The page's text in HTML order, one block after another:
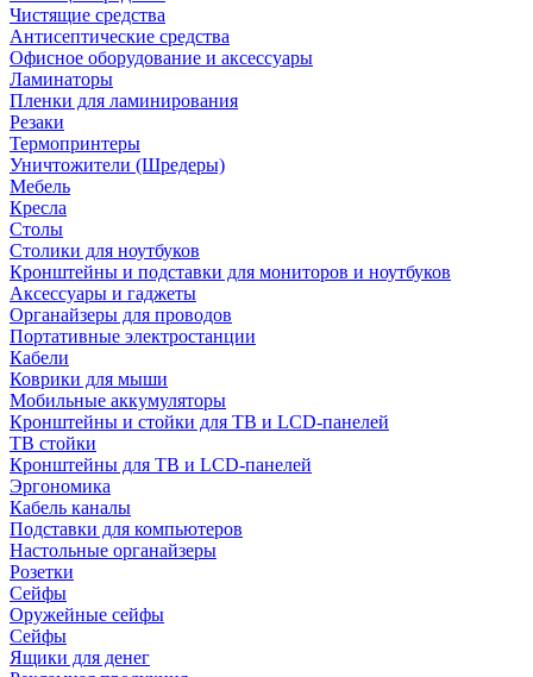
Чистящие средства
Антисептические средства
Офисное оборудование и аксессуары
Ламинаторы
Пленки для ламинирования
Резаки
Термопринтеры
Уничтожители (Шредеры)
Мебель
Кресла
Столы
Столики для ноутбуков
Кронштейны и подставки для мониторов и ноутбуков
Аксессуары и гаджеты
Органайзеры для проводов
Портативные электростанции
Кабели
Коврики для мыши
Мобильные аккумуляторы
Кронштейны и стойки для ТВ и LCD-панелей
ТВ стойки
Кронштейны для ТВ и LCD-панелей
Эргономика
Кабель каналы
Подставки для компьютеров
Настольные органайзеры
Розетки
Сейфы
Оружейные сейфы
Сейфы
Ящики для денег